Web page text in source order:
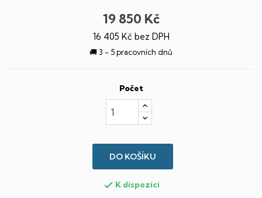
19 850 Kč
16 405 Kč bez DPH
🚚 3 - 5 pracovních dnů
Počet
DO KOŠÍKU
 K dispozici